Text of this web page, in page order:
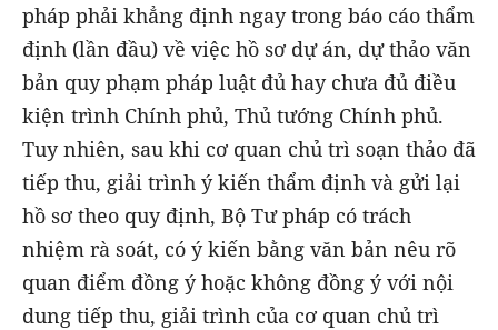
pháp phải khẳng định ngay trong báo cáo thẩm
định (lần đầu) về việc hồ sơ dự án, dự thảo văn
bản quy phạm pháp luật đủ hay chưa đủ điều
kiện trình Chính phủ, Thủ tướng Chính phủ.
Tuy nhiên, sau khi cơ quan chủ trì soạn thảo đã
tiếp thu, giải trình ý kiến thẩm định và gửi lại
hồ sơ theo quy định, Bộ Tư pháp có trách
nhiệm rà soát, có ý kiến bằng văn bản nêu rõ
quan điểm đồng ý hoặc không đồng ý với nội
dung tiếp thu, giải trình của cơ quan chủ trì